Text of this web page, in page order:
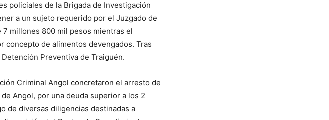
policiales de la Brigada de Investigación
a un sujeto requerido por el Juzgado de
7 millones 800 mil pesos mientras el
concepto de alimentos devengados. Tras
Preventiva de Traiguén.
Criminal Angol concretaron el arresto de
Angol, por una deuda superior a los 2
de diversas diligencias destinadas a